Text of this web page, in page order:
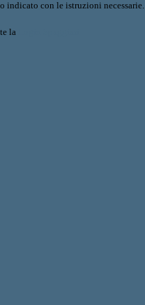
indicato con le istruzioni necessarie.
la